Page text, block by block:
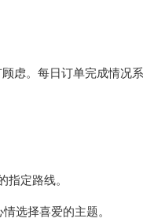
虑。每日订单完成情况
定路线。
选择喜爱的主题。